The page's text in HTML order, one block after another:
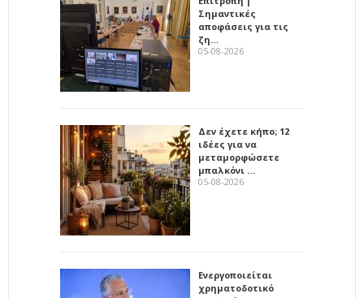
Σημαντικές
αποφάσεις για τις
ζη…
05-08-2026
Δεν έχετε κήπο; 12
ιδέες για να
μεταμορφώσετε
μπαλκόνι …
05-08-2026
Ενεργοποιείται
χρηματοδοτικό